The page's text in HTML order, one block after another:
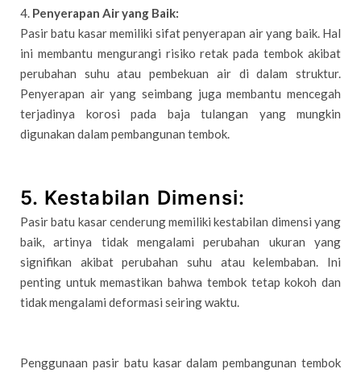
4. Penyerapan Air yang Baik:
Pasir batu kasar memiliki sifat penyerapan air yang baik. Hal
ini membantu mengurangi risiko retak pada tembok akibat
perubahan suhu atau pembekuan air di dalam struktur.
Penyerapan air yang seimbang juga membantu mencegah
terjadinya korosi pada baja tulangan yang mungkin
digunakan dalam pembangunan tembok.
5. Kestabilan Dimensi:
Pasir batu kasar cenderung memiliki kestabilan dimensi yang
baik, artinya tidak mengalami perubahan ukuran yang
signifikan akibat perubahan suhu atau kelembaban. Ini
penting untuk memastikan bahwa tembok tetap kokoh dan
tidak mengalami deformasi seiring waktu.
Penggunaan pasir batu kasar dalam pembangunan tembok